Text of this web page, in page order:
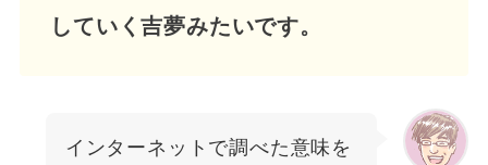
していく吉夢みたいです。
インターネットで調べた意味を